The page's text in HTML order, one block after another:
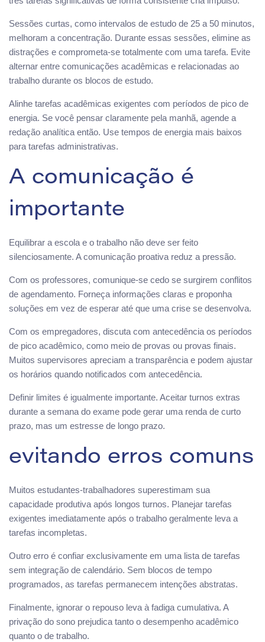
Sessões curtas, como intervalos de estudo de 25 a 50 minutos,
melhoram a concentração. Durante essas sessões, elimine as
distrações e comprometa-se totalmente com uma tarefa. Evite
alternar entre comunicações acadêmicas e relacionadas ao
trabalho durante os blocos de estudo.
Alinhe tarefas acadêmicas exigentes com períodos de pico de
energia. Se você pensar claramente pela manhã, agende a
redação analítica então. Use tempos de energia mais baixos
para tarefas administrativas.
A comunicação é
importante
Equilibrar a escola e o trabalho não deve ser feito
silenciosamente. A comunicação proativa reduz a pressão.
Com os professores, comunique-se cedo se surgirem conflitos
de agendamento. Forneça informações claras e proponha
soluções em vez de esperar até que uma crise se desenvolva.
Com os empregadores, discuta com antecedência os períodos
de pico acadêmico, como meio de provas ou provas finais.
Muitos supervisores apreciam a transparência e podem ajustar
os horários quando notificados com antecedência.
Definir limites é igualmente importante. Aceitar turnos extras
durante a semana do exame pode gerar uma renda de curto
prazo, mas um estresse de longo prazo.
evitando erros comuns
Muitos estudantes-trabalhadores superestimam sua
capacidade produtiva após longos turnos. Planejar tarefas
exigentes imediatamente após o trabalho geralmente leva a
tarefas incompletas.
Outro erro é confiar exclusivamente em uma lista de tarefas
sem integração de calendário. Sem blocos de tempo
programados, as tarefas permanecem intenções abstratas.
Finalmente, ignorar o repouso leva à fadiga cumulativa. A
privação do sono prejudica tanto o desempenho acadêmico
quanto o de trabalho.